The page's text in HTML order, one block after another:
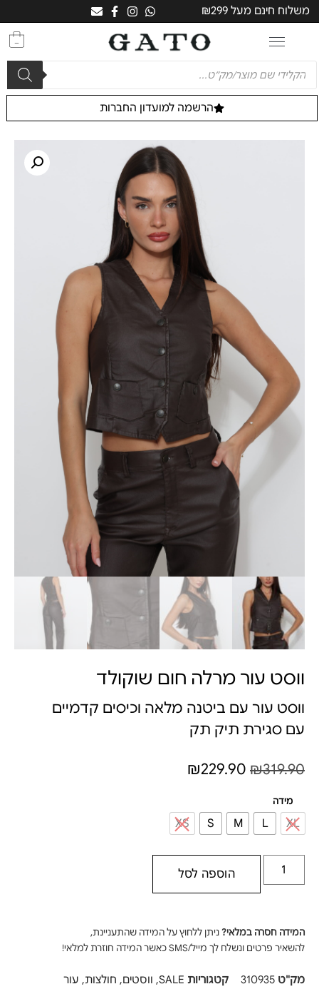
משלוח חינם מעל ₪299
0
הרשמה למועדון החברות
ווסט עור מרלה חום שוקולד
ווסט עור עם ביטנה מלאה וכיסים קדמיים
עם סגירת תיק תק
₪319.90
₪229.90
מידה
XL
L
M
S
XS
הוספה לסל
המידה חסרה במלאי?ניתן ללחוץ על המידה שהתעניינת,
להשאיר פרטים ונשלח לך מייל/SMS כאשר המידה חוזרת למלאי!
מק"ט 310935 קטגוריות SALE
, ווסטים, חולצות, עור